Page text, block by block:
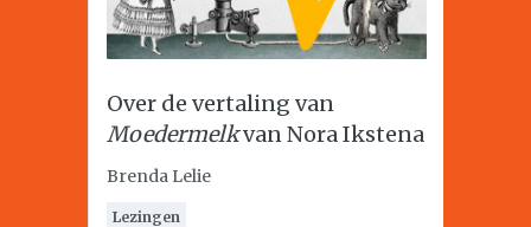
Over de vertaling van
Moedermelkvan Nora Ikstena
Brenda Lelie
Lezingen